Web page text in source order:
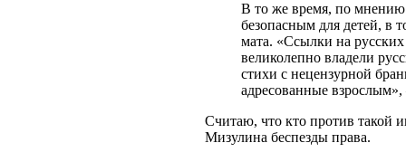
В то же время, по мнению
безопасным для детей, в
мата. «Ссылки на
великолепно владели
стихи с нецензурной
адресованные
Считаю, что кто против такой
Мизулина беспезды права.